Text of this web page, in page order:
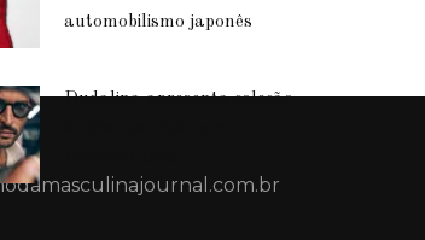
automobilismo japonês
Dudalina apresenta coleção